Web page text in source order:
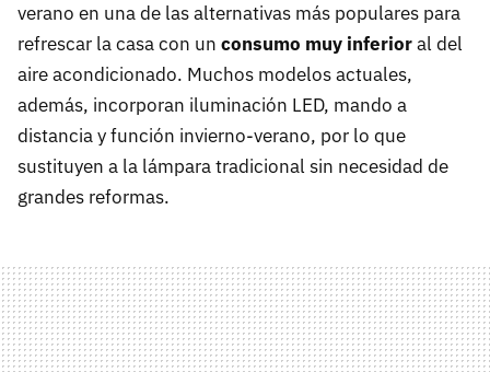
verano en una de las alternativas más populares para
refrescar la casa con un consumo muy inferioral del
aire acondicionado. Muchos modelos actuales,
además, incorporan iluminación LED, mando a
distancia y función invierno-verano, por lo que
sustituyen a la lámpara tradicional sin necesidad de
grandes reformas.